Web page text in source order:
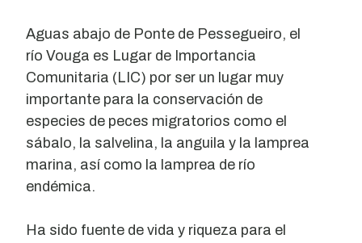
Aguas abajo de Ponte de Pessegueiro, el
río Vouga es Lugar de Importancia
Comunitaria (LIC) por ser un lugar muy
importante para la conservación de
especies de peces migratorios como el
sábalo, la salvelina, la anguila y la lamprea
marina, así como la lamprea de río
endémica.
Ha sido fuente de vida y riqueza para el